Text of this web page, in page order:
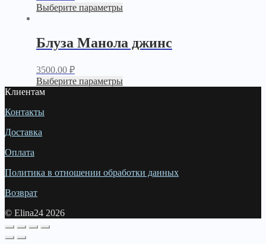
Выберите параметры
Блуза Манола джинс
3500.00 ₽
Выберите параметры
Клиентам
Контакты
Доставка
Оплата
Политика в отношении обработки данных
Возврат
© Elina24 2026